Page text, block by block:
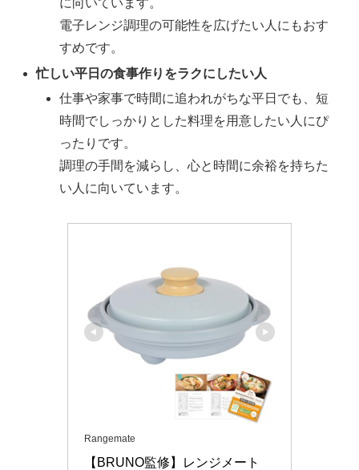
に向いています。
電子レンジ調理の可能性を広げたい人にもおす
すめです。
忙しい平日の食事作りをラクにしたい人
仕事や家事で時間に追われがちな平日でも、短
時間でしっかりとした料理を用意したい人にぴ
ったりです。
調理の手間を減らし、心と時間に余裕を持ちた
い人に向いています。
Rangemate
【BRUNO監修】レンジメート